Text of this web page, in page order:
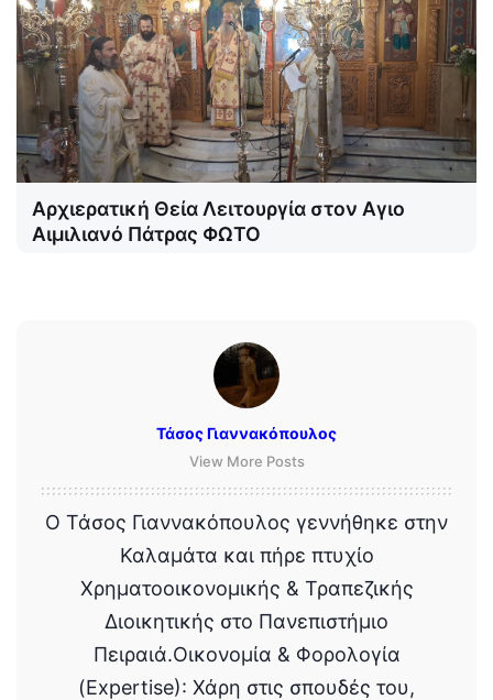
Αρχιερατική Θεία Λειτουργία στον Αγιο
Αιμιλιανό Πάτρας ΦΩΤΟ
Τάσος Γιαννακόπουλος
View More Posts
Ο Τάσος Γιαννακόπουλος γεννήθηκε στην
Καλαμάτα και πήρε πτυχίο
Χρηματοοικονομικής & Τραπεζικής
Διοικητικής στο Πανεπιστήμιο
Πειραιά.Οικονομία & Φορολογία
(Expertise): Χάρη στις σπουδές του,